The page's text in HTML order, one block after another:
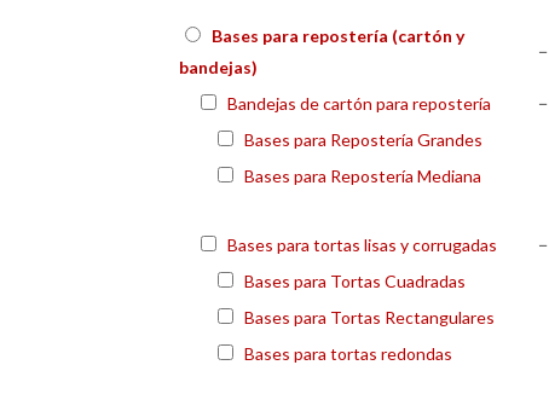
Bases para repostería (cartón y
bandejas)
−
Bandejas de cartón para repostería
−
Bases para Repostería Grandes
Bases para Repostería Mediana
Bases para tortas lisas y corrugadas
−
Bases para Tortas Cuadradas
Bases para Tortas Rectangulares
Bases para tortas redondas